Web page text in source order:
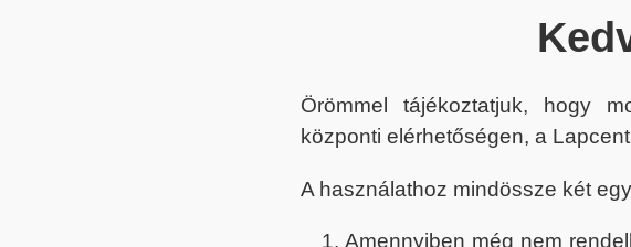
Örömmel tájékoztatjuk, hogy
központi elérhetőségen, a
A használathoz mindössze két
Amennyiben még nem